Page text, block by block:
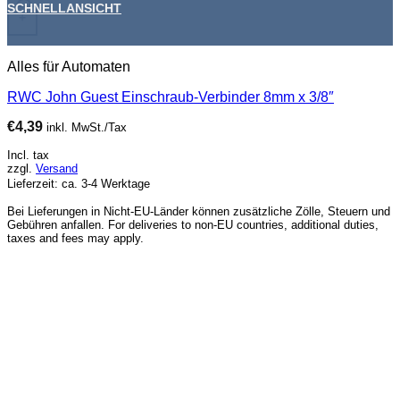
+
SCHNELLANSICHT
Alles für Automaten
RWC John Guest Einschraub-Verbinder 8mm x 3/8″
€4,39 inkl. MwSt./Tax
Incl. tax
zzgl. Versand
Lieferzeit: ca. 3-4 Werktage
Bei Lieferungen in Nicht-EU-Länder können zusätzliche Zölle, Steuern und
Gebühren anfallen. For deliveries to non-EU countries, additional duties,
taxes and fees may apply.